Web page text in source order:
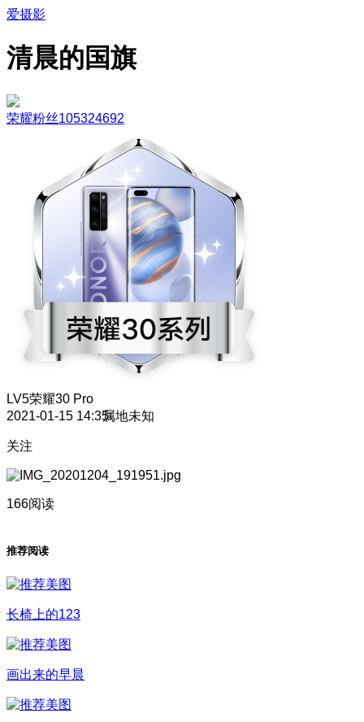
爱摄影
清晨的国旗
荣耀粉丝105324692
LV5荣耀30 Pro
2021-01-15 14:35属地未知
关注
166阅读
推荐阅读
长椅上的123
画出来的早晨